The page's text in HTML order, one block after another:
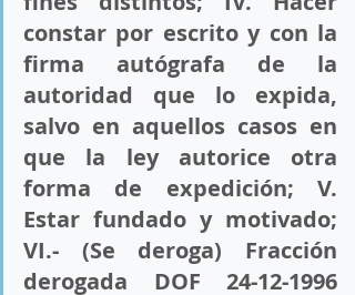
constar por escrito y con la
firma autógrafa de la
autoridad que lo expida,
salvo en aquellos casos en
que la ley autorice otra
forma de expedición; V.
VI.- (Se deroga) Fracción